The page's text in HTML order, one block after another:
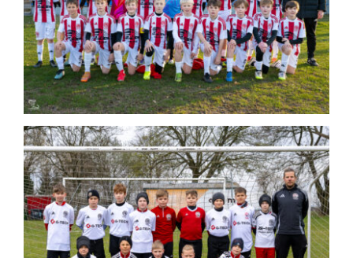
Wałbrzych
Mecz Mecz młodzików
2026-03-28 Sokół Smolec – WKS
Wierzbice
Mecz Mecz młodzików